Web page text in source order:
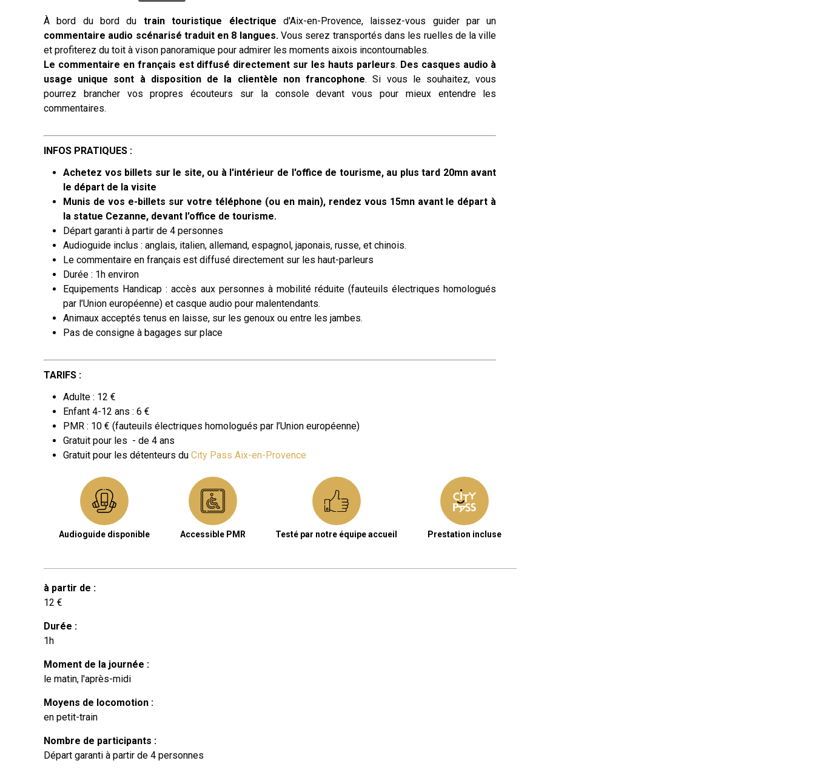
À bord du bord du train touristique électrique d'Aix-en-Provence, laissez-vous guider par un
commentaire audio scénarisé traduit en 8 langues.Vous serez transportés dans les ruelles de la ville
et profiterez du toit à vison panoramique pour admirer les moments aixois incontournables.
Le commentaire en français est diffusé directement sur les hauts parleurs. Des casques audio à
usage unique sont à disposition de la clientèle non francophone. Si vous le souhaitez, vous
pourrez brancher vos propres écouteurs sur la console devant vous pour mieux entendre les
commentaires.
INFOS PRATIQUES :
Achetez vos billets sur le site, ou à l'intérieur de l'office de tourisme, au plus tard 20mn avant
le départ de la visite
Munis de vos e-billets sur votre téléphone (ou en main), rendez vous 15mn avant le départ à
la statue Cezanne, devant l'office de tourisme.
Départ garanti à partir de 4 personnes
Audioguide inclus : anglais, italien, allemand, espagnol, japonais, russe, et chinois.
Le commentaire en français est diffusé directement sur les haut-parleurs
Durée : 1h environ
Equipements Handicap : accès aux personnes à mobilité réduite (fauteuils électriques homologués
par l’Union européenne) et casque audio pour malentendants.
Animaux acceptés tenus en laisse, sur les genoux ou entre les jambes.
Pas de consigne à bagages sur place
TARIFS :
Adulte : 12 €
Enfant 4-12 ans : 6 €
PMR : 10 € (fauteuils électriques homologués par l’Union européenne)
​Gratuit pour les - de 4 ans
Gratuit pour les détenteurs du City Pass Aix-en-Provence
Audioguide disponible Accessible PMR Testé par notre équipe accueil Prestation incluse
à partir de :
12 €
Durée :
1h
Moment de la journée :
le matin l'après-midi
Moyens de locomotion :
en petit-train
Nombre de participants :
Départ garanti à partir de 4 personnes